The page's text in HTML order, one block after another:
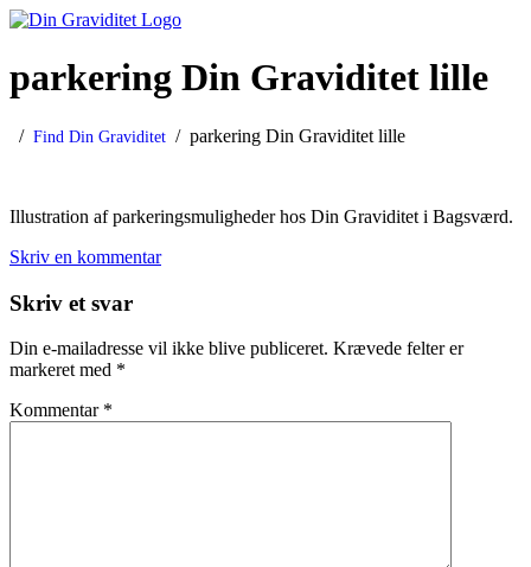
Privat Jordemoder
Søger du en privat Jordemoder, kontakt Din Graviditet ApS, hvor der
tilbydes Jordemoderkonsultation, Massage, Fødselsforberedelse,
Fødselsmodning, Rebozo mm.
parkering Din Graviditet lille
Find Din Graviditet parkering Din Graviditet lille
Illustration af parkeringsmuligheder hos Din Graviditet i Bagsværd.
Skriv en kommentar
Skriv et svar
Din e-mailadresse vil ikke blive publiceret. Krævede felter er
markeret med *
Kommentar *